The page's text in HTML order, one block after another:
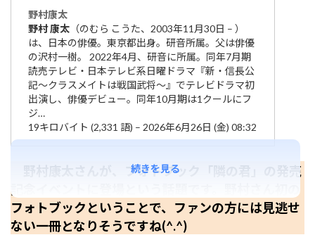
野村康太
野村 康太 （のむら こうた、2003年11月30日 – ）
は、日本の俳優。東京都出身。研音所属。父は俳優
の沢村一樹。 2022年4月、研音に所属。同年7月期
読売テレビ・日本テレビ系日曜ドラマ『新・信長公
記〜クラスメイトは戦国武将〜』でテレビドラマ初
出演し、俳優デビュー。同年10月期は1クールにフ
ジ…
19キロバイト (2,331 語) – 2026年6月26日 (金) 08:32
野村康太さんが、フォトブック「隣の君」の発売
記念イベントに登場という話題です。野村さん初の
フォトブックということで、ファンの方には見逃せ
ない一冊となりそうですね(^.^)
続きを見る